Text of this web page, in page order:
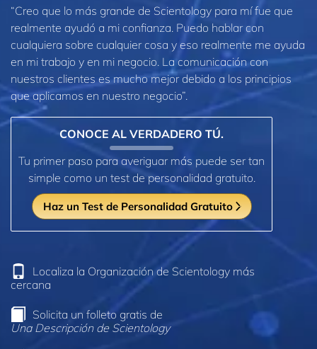
“Creo que lo más grande de Scientology para mí fue que
realmente ayudó a mi confianza. Puedo hablar con
cualquiera sobre cualquier cosa y eso realmente me ayuda
en mi trabajo y en mi negocio. La comunicación con
nuestros clientes es mucho mejor debido a los principios
que aplicamos en nuestro negocio”.
CONOCE AL VERDADERO TÚ.
Tu primer paso para averiguar más puede ser tan
simple como un test de personalidad gratuito.
Haz un Test de Personalidad Gratuito
Localiza la Organización de Scientology más
cercana
Solicita un folleto gratis de
Una Descripción de Scientology